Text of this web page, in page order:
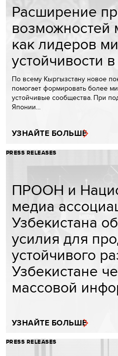
Расширение
возможностей
как лидеров
устойчивости
По всему Кыргызстану новое
помогает формировать более
устойчивые сообщества. При
Японии…
УЗНАЙТЕ БОЛЬШЕ
PRESS RELEASES
ПРООН и
медиа
Узбекистана
усилия для
устойчивого
Узбекистане
массовой
УЗНАЙТЕ БОЛЬШЕ
PRESS RELEASES